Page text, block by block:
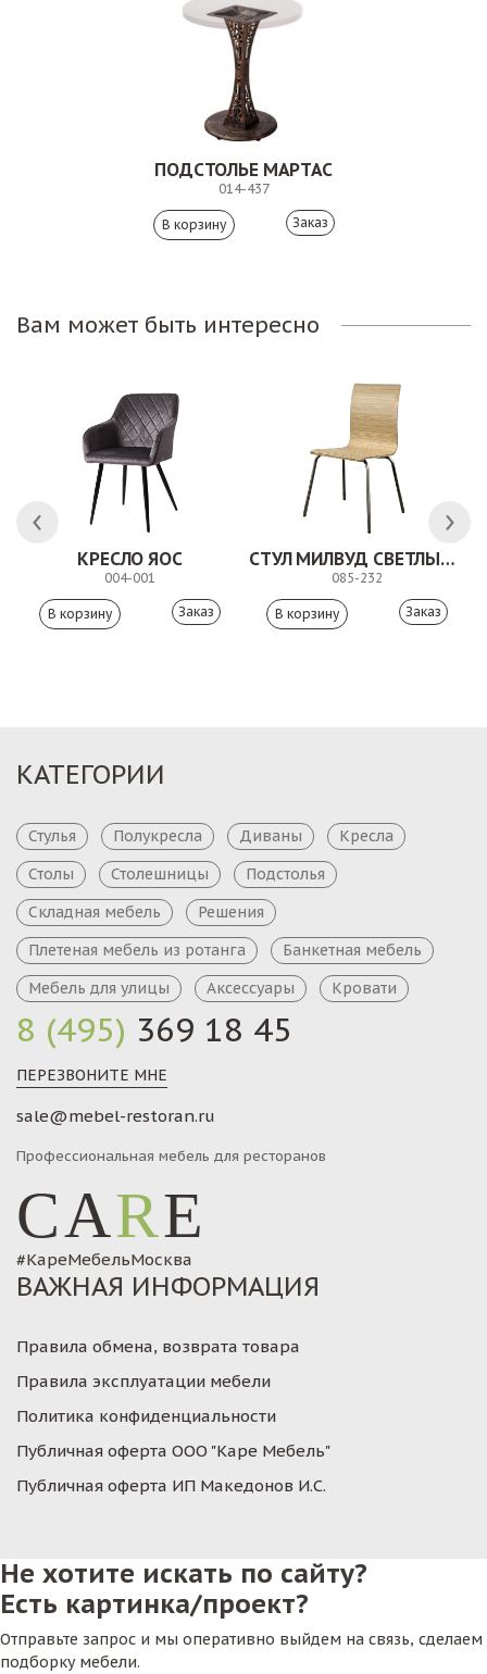
ПОДСТОЛЬЕ МАРТАС
014-437
Заказ
Вам может быть интересно
КРЕСЛО ЯОС
004-001
Заказ
СТУЛ МИЛВУД СВЕТЛЫЙ ШЕЛК
085-232
Заказ
8 (495) 369 18 45
ПЕРЕЗВОНИТЕ МНЕ
sale@mebel-restoran.ru
Профессиональная мебель для ресторанов
CARE
#КареМебельМосква
КАТЕГОРИИ
Стулья Полукресла Диваны
Кресла
Столы
Столешницы
Подстолья
Складная мебель
Решения
Плетеная мебель из ротанга
Банкетная мебель
Мебель для улицы
Аксессуары Кровати
ВАЖНАЯ ИНФОРМАЦИЯ
Правила обмена, возврата товара
Правила эксплуатации мебели
Политика конфиденциальности
Публичная оферта ООО "Каре Мебель"
Публичная оферта ИП Македонов И.С.
Не хотите искать по сайту?
Есть картинка/проект?
Отправьте запрос и мы оперативно выйдем на связь, сделаем
подборку мебели.